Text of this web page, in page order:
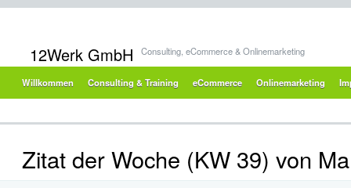
12Werk GmbH Consulting, eCommerce & Onlinemarketing
Willkommen Consulting & Training eCommerce Onlinemarketing
Zitat der Woche (KW 39) von